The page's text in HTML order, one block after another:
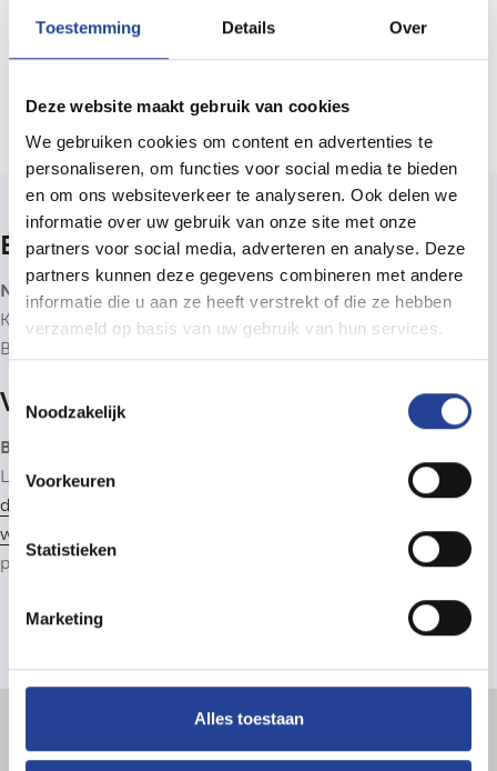
Toestemming Details Over
Deze website maakt gebruik van cookies
We gebruiken cookies om content en advertenties te
personaliseren, om functies voor social media te bieden
en om ons websiteverkeer te analyseren. Ook delen we
informatie over uw gebruik van onze site met onze
partners voor social media, adverteren en analyse. Deze
partners kunnen deze gegevens combineren met andere
informatie die u aan ze heeft verstrekt of die ze hebben
verzameld op basis van uw gebruik van hun services.
Noodzakelijk
Voorkeuren
Statistieken
Marketing
Alles toestaan
Bericht versturen
Bedrijfsinfo
Neys Immo & Consultancy bv
Kantoor: Nieuwstraat 4b, 2910 Essen (B)
BTW BE0806.838.278
Vastgoedbemiddelaar
BIV 505900
Luxemburgstraat 16B, 1000 Brussel. Onderworpen aan de
deontologische code van het BIV
. Lid van het CIB: zie
www.cib.be
. Beroepsaansprakelijkheidsverzekering: CIB-
polis AXA 730.390.160. Lid van